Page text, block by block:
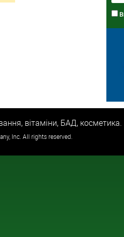
вітаміни, БАД, косметика.
Inc. All rights reserved.